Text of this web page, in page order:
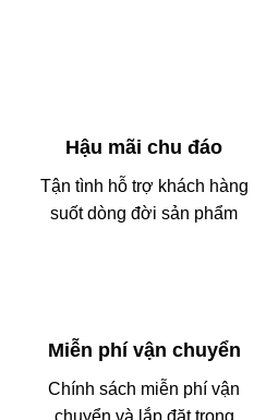
Hậu mãi chu đáo
Tận tình hỗ trợ khách hàng
suốt dòng đời sản phẩm
Miễn phí vận chuyển
Chính sách miễn phí vận
chuyển và lắp đặt trong